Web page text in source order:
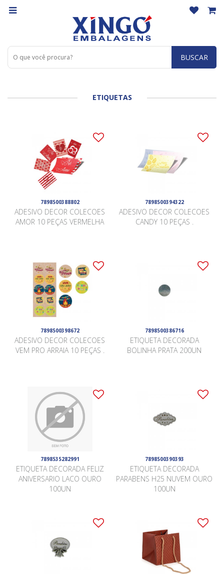
BUSCAR
ETIQUETAS
7898500388802
ADESIVO DECOR COLECOES
AMOR 10 PEÇAS VERMELHA
7898500394322
ADESIVO DECOR COLECOES
CANDY 10 PEÇAS .
7898500398672
ADESIVO DECOR COLECOES
VEM PRO ARRAIA 10 PEÇAS .
7898500386716
ETIQUETA DECORADA
BOLINHA PRATA 200UN
7898535282991
ETIQUETA DECORADA FELIZ
ANIVERSARIO LACO OURO
100UN
7898500390393
ETIQUETA DECORADA
PARABENS H25 NUVEM OURO
100UN